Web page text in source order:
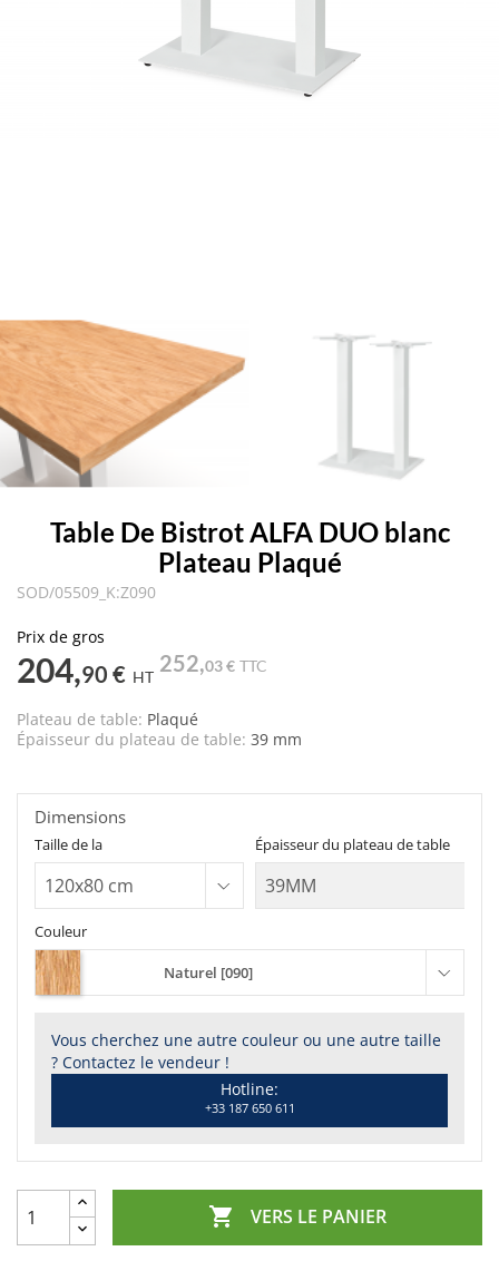
Table De Bistrot ALFA DUO blanc
Plateau Plaqué
SOD/05509_K:Z090
Prix de gros
204,90 € HT
252,03 € TTC
Plateau de table: Plaqué
Épaisseur du plateau de table: 39 mm
Couleur
Naturel [090]
Vous cherchez une autre couleur ou une autre taille
? Contactez le vendeur !
Hotline:
+33 187 650 611
Taille de la Épaisseur du plateau de table
Dimensions
 VERS LE PANIER